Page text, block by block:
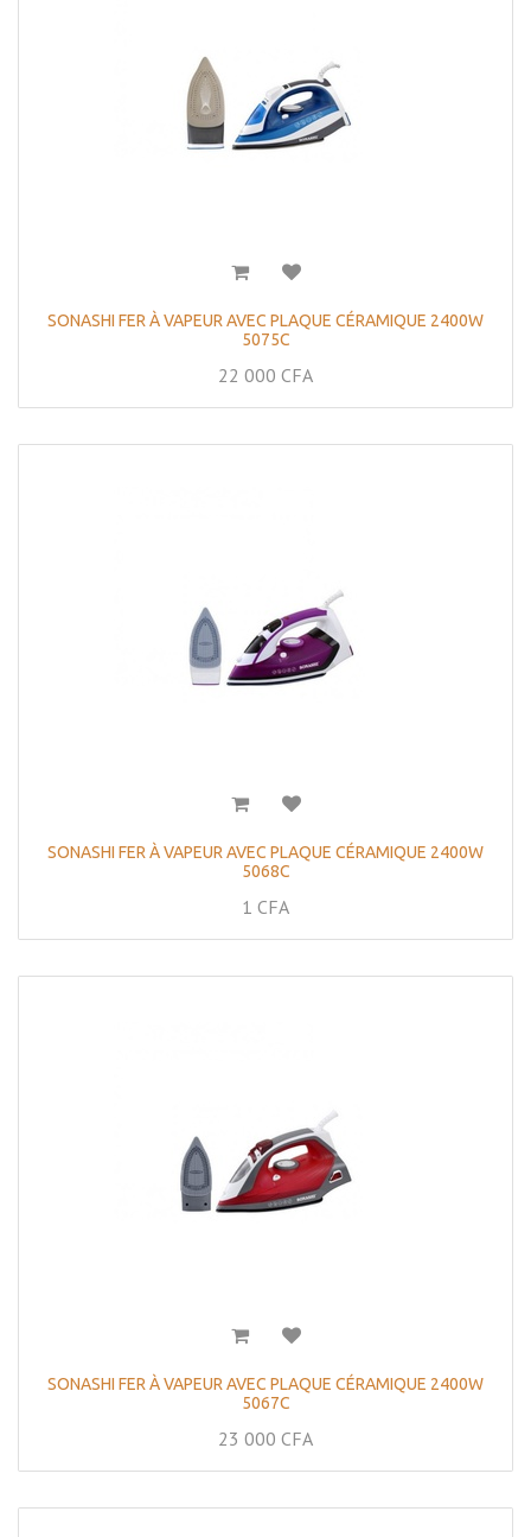
SONASHI FER À VAPEUR AVEC PLAQUE CÉRAMIQUE 2400W
5075C
22 000 CFA
SONASHI FER À VAPEUR AVEC PLAQUE CÉRAMIQUE 2400W
5068C
1 CFA
SONASHI FER À VAPEUR AVEC PLAQUE CÉRAMIQUE 2400W
5067C
23 000 CFA